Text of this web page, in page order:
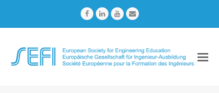
FacebookLinkedInYoutubeEmail